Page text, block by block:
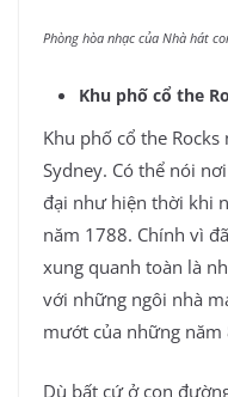
Phòng hòa nhạc của Nhà hát
Khu phố cổ the
Khu phố cổ the
Sydney. Có thể nói
đại như hiện thời khi
năm 1788. Chính vì
xung quanh toàn là
với những ngôi nhà
mướt của những năm
Dù bất cứ ở con